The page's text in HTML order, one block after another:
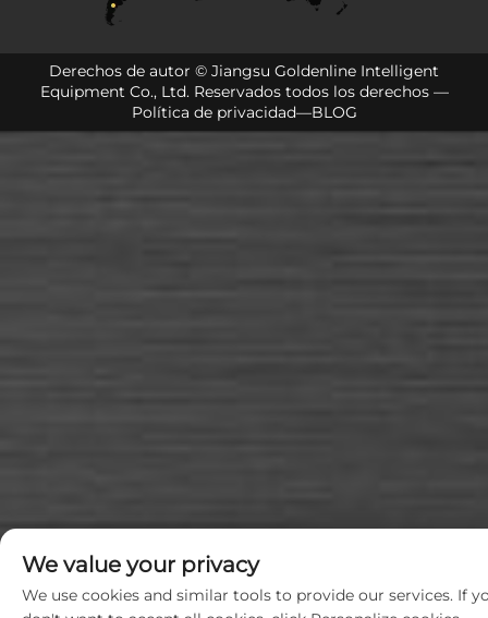
Derechos de autor © Jiangsu Goldenline Intelligent
Equipment Co., Ltd. Reservados todos los derechos —
Política de privacidad—BLOG
We value your privacy
We use cookies and similar tools to provide our services. If